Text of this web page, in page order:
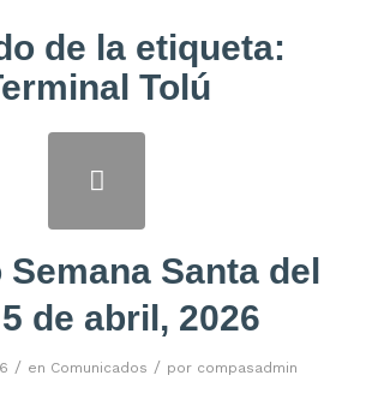
de la etiqueta:
Tolú
Santa del
de abril, 2026
/ en Comunicados / por compasadmin